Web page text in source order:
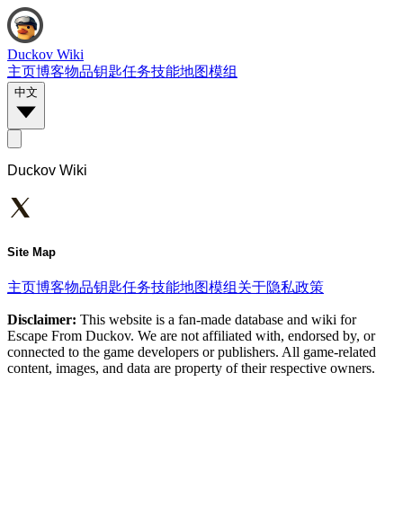
Duckov Wiki
主页博客物品钥匙任务技能地图模组
中文
Duckov Wiki
Site Map
主页博客物品钥匙任务技能地图模组 关于隐私政策
Disclaimer: This website is a fan-made database and wiki for
Escape From Duckov. We are not affiliated with, endorsed by, or
connected to the game developers or publishers. All game-related
content, images, and data are property of their respective owners.